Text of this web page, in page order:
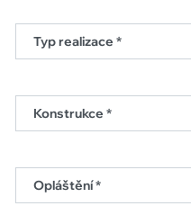
Typ realizace *
Konstrukce *
Opláštění *